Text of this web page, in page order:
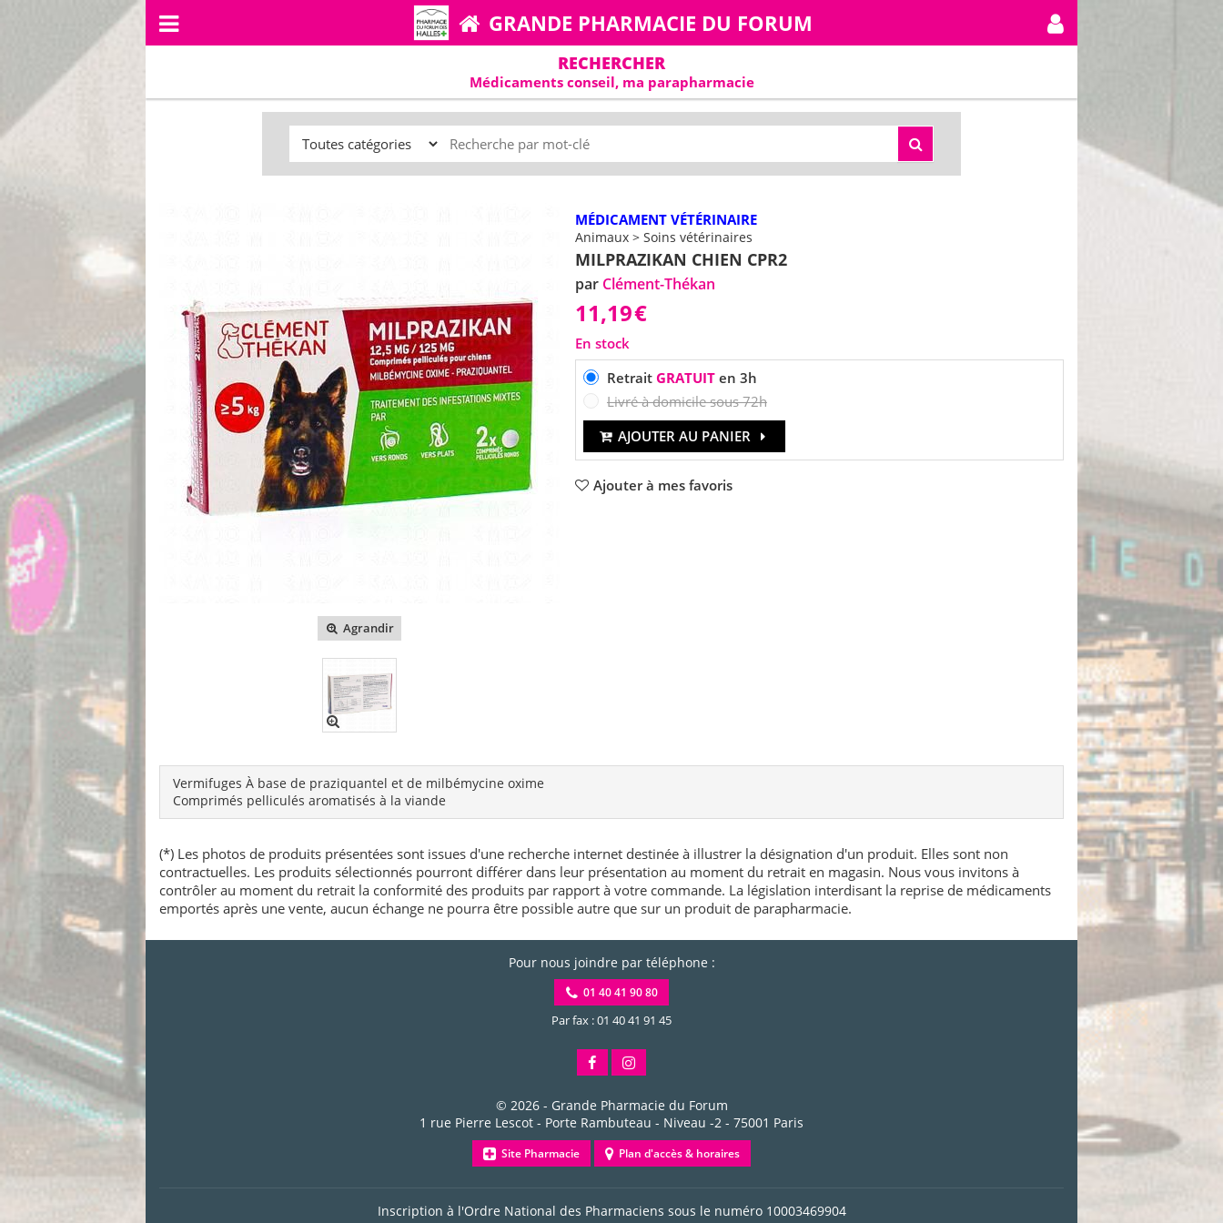
GRANDE PHARMACIE DU FORUM
RECHERCHER
Médicaments conseil, ma parapharmacie
Agrandir
MÉDICAMENT VÉTÉRINAIRE
Animaux > Soins vétérinaires
MILPRAZIKAN CHIEN CPR2
par Clément-Thékan
11,19€
En stock
Retrait GRATUITen 3h
Livré à domicile sous 72h
AJOUTER AU PANIER
Ajouter à mes favoris
Vermifuges À base de praziquantel et de milbémycine oxime
Comprimés pelliculés aromatisés à la viande
(*) Les photos de produits présentées sont issues d'une recherche internet destinée à illustrer la désignation d'un produit. Elles sont non
contractuelles. Les produits sélectionnés pourront différer dans leur présentation au moment du retrait en magasin. Nous vous invitons à
contrôler au moment du retrait la conformité des produits par rapport à votre commande. La législation interdisant la reprise de médicaments
emportés après une vente, aucun échange ne pourra être possible autre que sur un produit de parapharmacie.
Pour nous joindre par téléphone :
01 40 41 90 80
Par fax : 01 40 41 91 45
© 2026 - Grande Pharmacie du Forum
1 rue Pierre Lescot - Porte Rambuteau - Niveau -2 - 75001 Paris
Site Pharmacie Plan d'accès & horaires
Inscription à l'Ordre National des Pharmaciens sous le numéro 10003469904